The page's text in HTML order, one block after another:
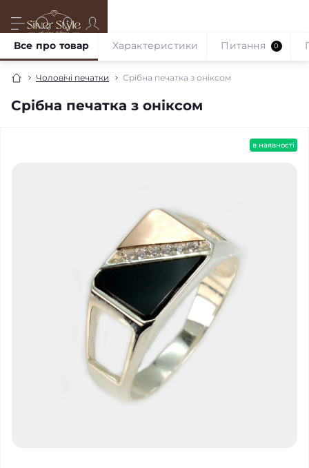
Чоловічі печатки Срібна печатка з оніксом
Срібна печатка з оніксом
Все про товар Характеристики Питання 0
в наявності